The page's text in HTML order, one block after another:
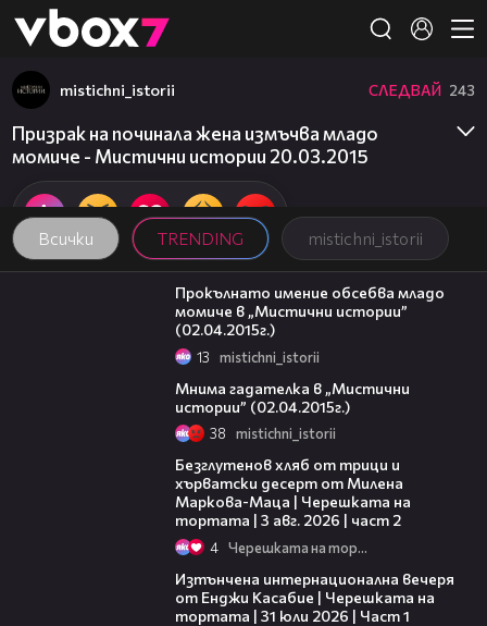
👾
Всички TRENDING mistichni_istorii
mistichni_istorii СЛЕДВАЙ 243
Призрак на починала жена измъчва младо
момиче - Мистични истории 20.03.2015
21:28
Прокълнато имение обсебва младо
момиче в „Мистични истории”
(02.04.2015г.)
13 mistichni_istorii
Мнима гадателка в „Мистични
истории” (02.04.2015г.)
38 mistichni_istorii
Безглутенов хляб от трици и
хърватски десерт от Милена
Маркова-Маца | Черешката на
тортата | 3 авг. 2026 | част 2
4 Черешката на тортата
Изтънчена интернационална вечеря
от Енджи Касабие | Черешката на
тортата | 31 юли 2026 | Част 1